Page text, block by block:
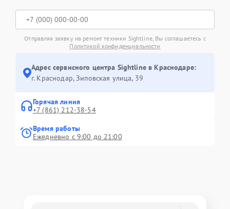
Отправляя заявку на ремонт техники Sightline, Вы соглашаетесь с
Политикой конфиденциальности
Адрес сервисного центра Sightline в Краснодаре:
г. Краснодар, Зиповская улица, 39
Горячая линия
+7 (861) 212-38-54
Время работы
Ежедневно с 9:00 до 21:00